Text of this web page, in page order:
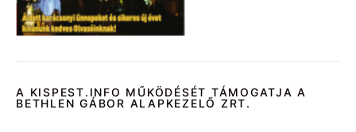
A KISPEST.INFO MŰKÖDÉSÉT TÁMOGATJA A
BETHLEN GÁBOR ALAPKEZELŐ ZRT.